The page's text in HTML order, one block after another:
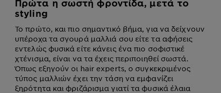
Πρώτα η σωστή φροντίδα, μετά το
styling
Το πρώτο, και πιο σημαντικό βήμα, για να δείχνουν
υπέροχα τα σγουρά μαλλιά σου είτε τα αφήσεις
εντελώς φυσικά είτε κάνεις ένα πιο σοφιστικέ
χτένισμα, είναι να τα έχεις περιποιηθεί σωστά.
Όπως εξηγούν οι hair experts, ο συγκεκριμένος
τύπος μαλλιών έχει την τάση να εμφανίζει
ξηρότητα και φριζάρισμα γιατί τα φυσικά έλαια